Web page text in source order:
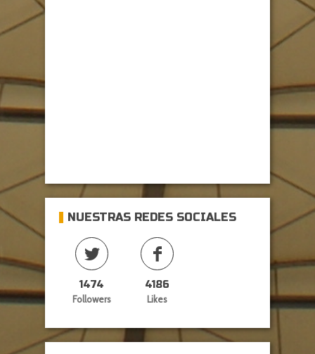
NUESTRAS REDES SOCIALES
1474
Followers
4186
Likes